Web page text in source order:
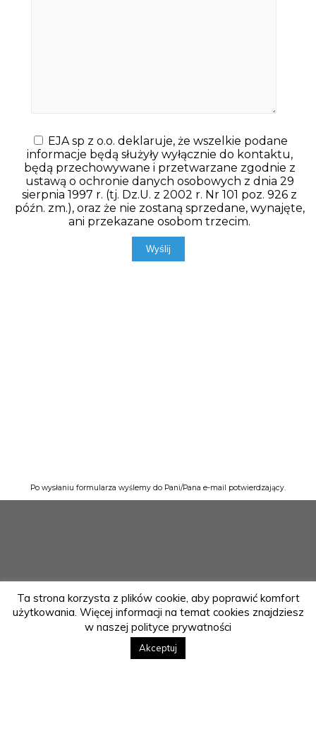
EJA sp z o.o. deklaruje, że wszelkie podane
informacje będą służyły wyłącznie do kontaktu,
będą przechowywane i przetwarzane zgodnie z
ustawą o ochronie danych osobowych z dnia 29
sierpnia 1997 r. (tj. Dz.U. z 2002 r. Nr 101 poz. 926 z
późn. zm.), oraz że nie zostaną sprzedane, wynajęte,
ani przekazane osobom trzecim.
Po wysłaniu formularza wyślemy do Pani/Pana e-mail potwierdzający.
Ta strona korzysta z plików cookie, aby poprawić komfort
użytkowania. Więcej informacji na temat cookies znajdziesz
w naszej polityce prywatności
Akceptuj